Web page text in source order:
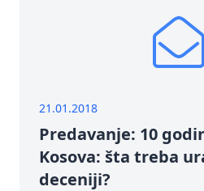
21.01.2018
Predavanje: 10
Kosova: šta treba
deceniji?